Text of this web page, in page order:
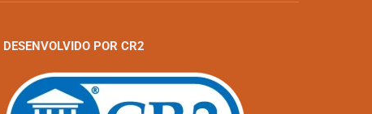
DESENVOLVIDO POR CR2